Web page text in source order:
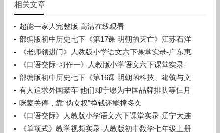
相关文章
超能一家人完整版 高清在线观看
部编版初中历史七下《第17课 明朝的灭亡》江苏石洋
洋
《老师领进门》人教版小学语文六下课堂实录-广东惠
州市_惠阳区-许晓云
《口语交际·习作一》人教版小学语文六下课堂实录-
广西梧州市_蒙山县-潘少丽
部编版初中历史七下《第16课 明朝的科技、建筑与文
学》辽宁孙浩
有人追求外国豪车 他们却宁愿为中国品牌排队等仨月
咪蒙关停，靠“伪女权”挣钱还能撑多久
《口语交际》人教版小学语文六下课堂实录-辽宁大连
市_旅顺口区-宋晨溪
《单项式》教学视频实录-人教版初中数学七年级上册